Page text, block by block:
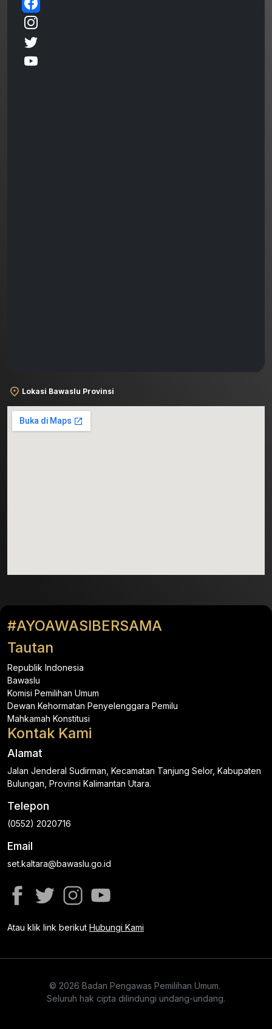
Lokasi Bawaslu Provinsi
#AYOAWASIBERSAMA
Tautan
Republik Indonesia
Bawaslu
Komisi Pemilihan Umum
Dewan Kehormatan Penyelenggara Pemilu
Mahkamah Konstitusi
Kontak Kami
Alamat
Jalan Jenderal Sudirman, Kecamatan Tanjung Selor, Kabupaten
Bulungan, Provinsi Kalimantan Utara.
Telepon
(0552) 2020716
Email
set.kaltara@bawaslu.go.id
Atau klik link berikut Hubungi Kami
© 2026 Badan Pengawas Pemilihan Umum.
Seluruh hak cipta dilindungi undang-undang.